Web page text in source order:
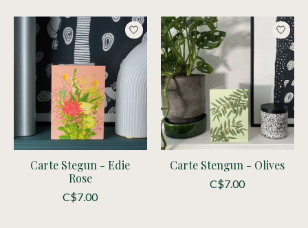
Carte Stegun - Edie
Rose
C$7.00
Carte Stengun - Olives
C$7.00